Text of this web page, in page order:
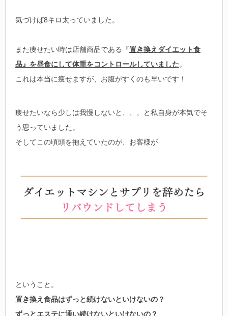
気づけば8キロ太っていました。
また痩せたい時は店舗商品である『置き換えダイエット食
品』を昼食にして体重をコントロールしていました。
これは本当に痩せますが、お腹がすくのも早いです！
痩せたいなら少しは我慢しないと、、、と私自身が本気でそ
う思っていました。
そしてこの頃頭を抱えていたのが、お客様が
ということ。
置き換え食品はずっと続けないといけないの？
ずっとエステに通い続けないといけないの？